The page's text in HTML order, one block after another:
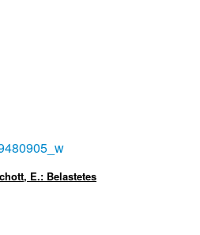
E.: Belastetes